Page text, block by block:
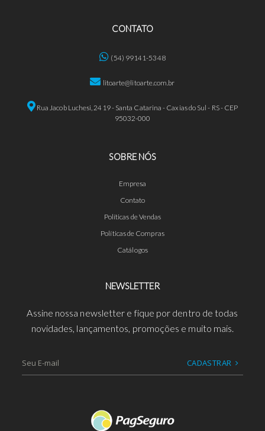
CONTATO
(54) 99141-5348
litoarte@litoarte.com.br
Rua Jacob Luchesi, 2419 - Santa Catarina - Caxias do Sul - RS - CEP
95032-000
SOBRE NÓS
Empresa
Contato
Políticas de Vendas
Políticas de Compras
Catálogos
NEWSLETTER
Assine nossa newsletter e fique por dentro de todas
novidades, lançamentos, promoções e muito mais.
CADASTRAR